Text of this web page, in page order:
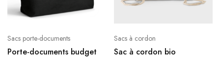
Sacs porte-documents
Porte-documents budget
Sacs à cordon
Sac à cordon bio